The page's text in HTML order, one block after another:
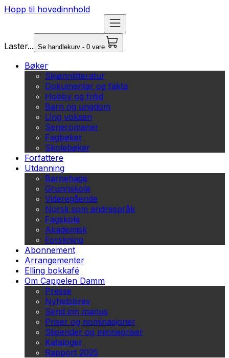
Hopp til hovedinnhold
Laster... Se handlekurv - 0 vare
Bøker
Skjønnlitteratur
Dokumentar og fakta
Hobby og fritid
Barn og ungdom
Ung voksen
Serieromaner
Fagbøker
Skolebøker
Forfattere
Utdanning
Barnehage
Grunnskole
Videregående
Norsk som andrespråk
Fagskole
Akademisk
Forskning
Abonnement
Arrangementer
Elling bokkafé
Om Cappelen Damm
Presse
Nyhetsbrev
Send inn manus
Priser og nominasjoner
Stipender og minnepriser
Kataloger
Rapport 2025